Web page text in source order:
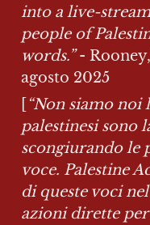
into a live-
people of
words.” -
agosto 2025
[“Non siamo noi
palestinesi sono
scongiurando le
voce. Palestine
di queste voci
azioni dirette